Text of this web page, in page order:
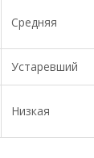
Средняя
Устаревший
Низкая